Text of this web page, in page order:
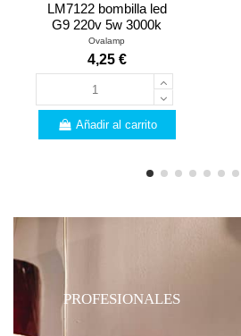
LM7122 bombilla led
G9 220v 5w 3000k
Ovalamp
4,25 €
Añadir al carrito
PROFESIONALES